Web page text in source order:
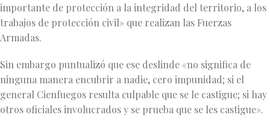
importante de protección a la integridad del territorio, a los
trabajos de protección civil» que realizan las Fuerzas
Armadas.
Sin embargo puntualizó que ese deslinde «no significa de
ninguna manera encubrir a nadie, cero impunidad; si el
general Cienfuegos resulta culpable que se le castigue; si hay
otros oficiales involucrados y se prueba que se les castigue».